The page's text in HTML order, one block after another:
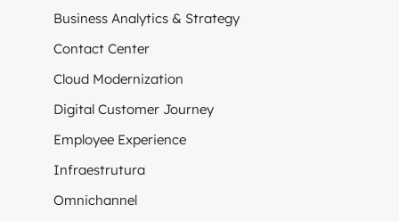
Business Analytics & Strategy
Contact Center
Cloud Modernization
Digital Customer Journey
Employee Experience
Infraestrutura
Omnichannel